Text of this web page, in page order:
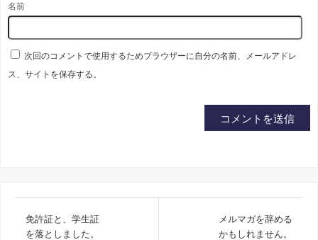
名前
次回のコメントで使用するためブラウザーに自分の名前、メールアドレ
ス、サイトを保存する。
免許証と、学生証
を落としました。
メルマガを辞める
かもしれません。